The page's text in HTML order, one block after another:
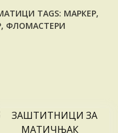
TAGS: МАРКЕР,
, ФЛОМАСТЕРИ